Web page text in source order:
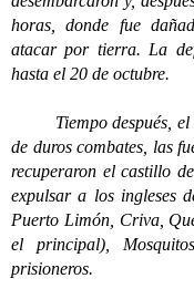
horas, donde fue
atacar por tierra. La
hasta el 20 de octubre.
Tiempo después, el
de duros combates, las
recuperaron el castillo
expulsar a los ingleses
Puerto Limón, Criva,
el principal),
prisioneros.